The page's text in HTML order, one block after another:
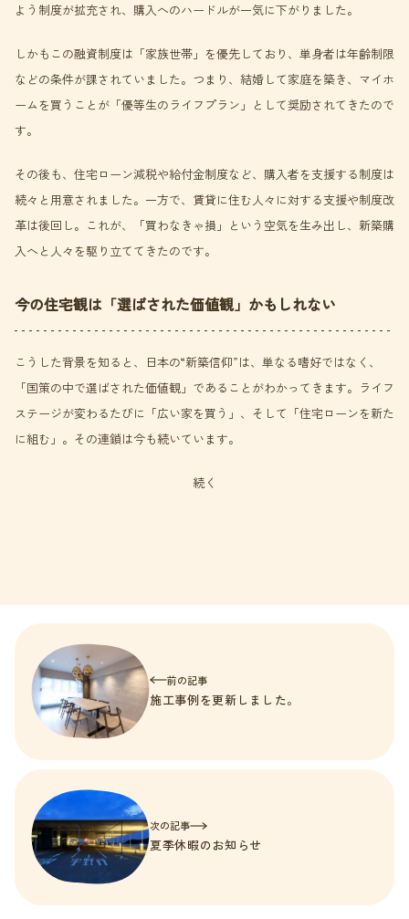
よう制度が拡充され、購入へのハードルが一気に下がりました。
しかもこの融資制度は「家族世帯」を優先しており、単身者は年齢制限
などの条件が課されていました。つまり、結婚して家庭を築き、マイホ
ームを買うことが「優等生のライフプラン」として奨励されてきたので
す。
その後も、住宅ローン減税や給付金制度など、購入者を支援する制度は
続々と用意されました。一方で、賃貸に住む人々に対する支援や制度改
革は後回し。これが、「買わなきゃ損」という空気を生み出し、新築購
入へと人々を駆り立ててきたのです。
今の住宅観は「選ばされた価値観」かもしれない
こうした背景を知ると、日本の“新築信仰”は、単なる嗜好ではなく、
「国策の中で選ばされた価値観」であることがわかってきます。ライフ
ステージが変わるたびに「広い家を買う」、そして「住宅ローンを新た
に組む」。その連鎖は今も続いています。
続く
前の記事
施工事例を更新しました。
次の記事
夏季休暇のお知らせ